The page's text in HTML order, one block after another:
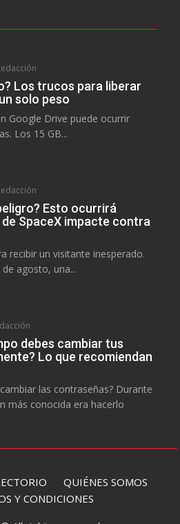
Los trucos para liberar
solo peso
Google Drive puede ocurrir
Los 15 GB...
Esto ocurrirá
SpaceX impacte contra
recibir un visitante inesperado.
agosto, una...
debes cambiar tus
Lo que recomiendan
las contraseñas? Durante
más conocida era hacerlo
QUIÉNES SOMOS
Y CONDICIONES